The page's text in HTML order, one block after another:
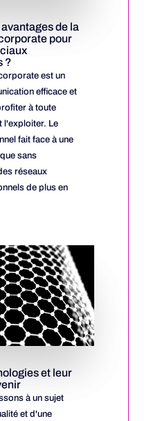
de la
pour
?
est un
efficace et
à toute
l'exploiter. Le
fait face à une
sans
réseaux
de plus en
et leur
à un sujet
et d'une